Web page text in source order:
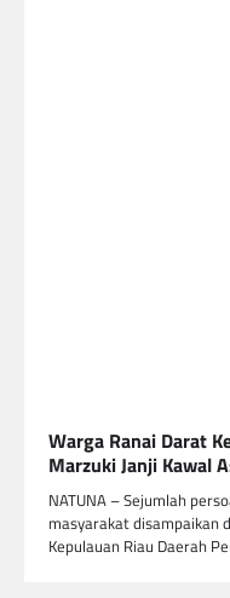
Warga Ranai Darat
Marzuki Janji Kawal
NATUNA – Sejumlah
masyarakat disampaikan
Kepulauan Riau Daerah